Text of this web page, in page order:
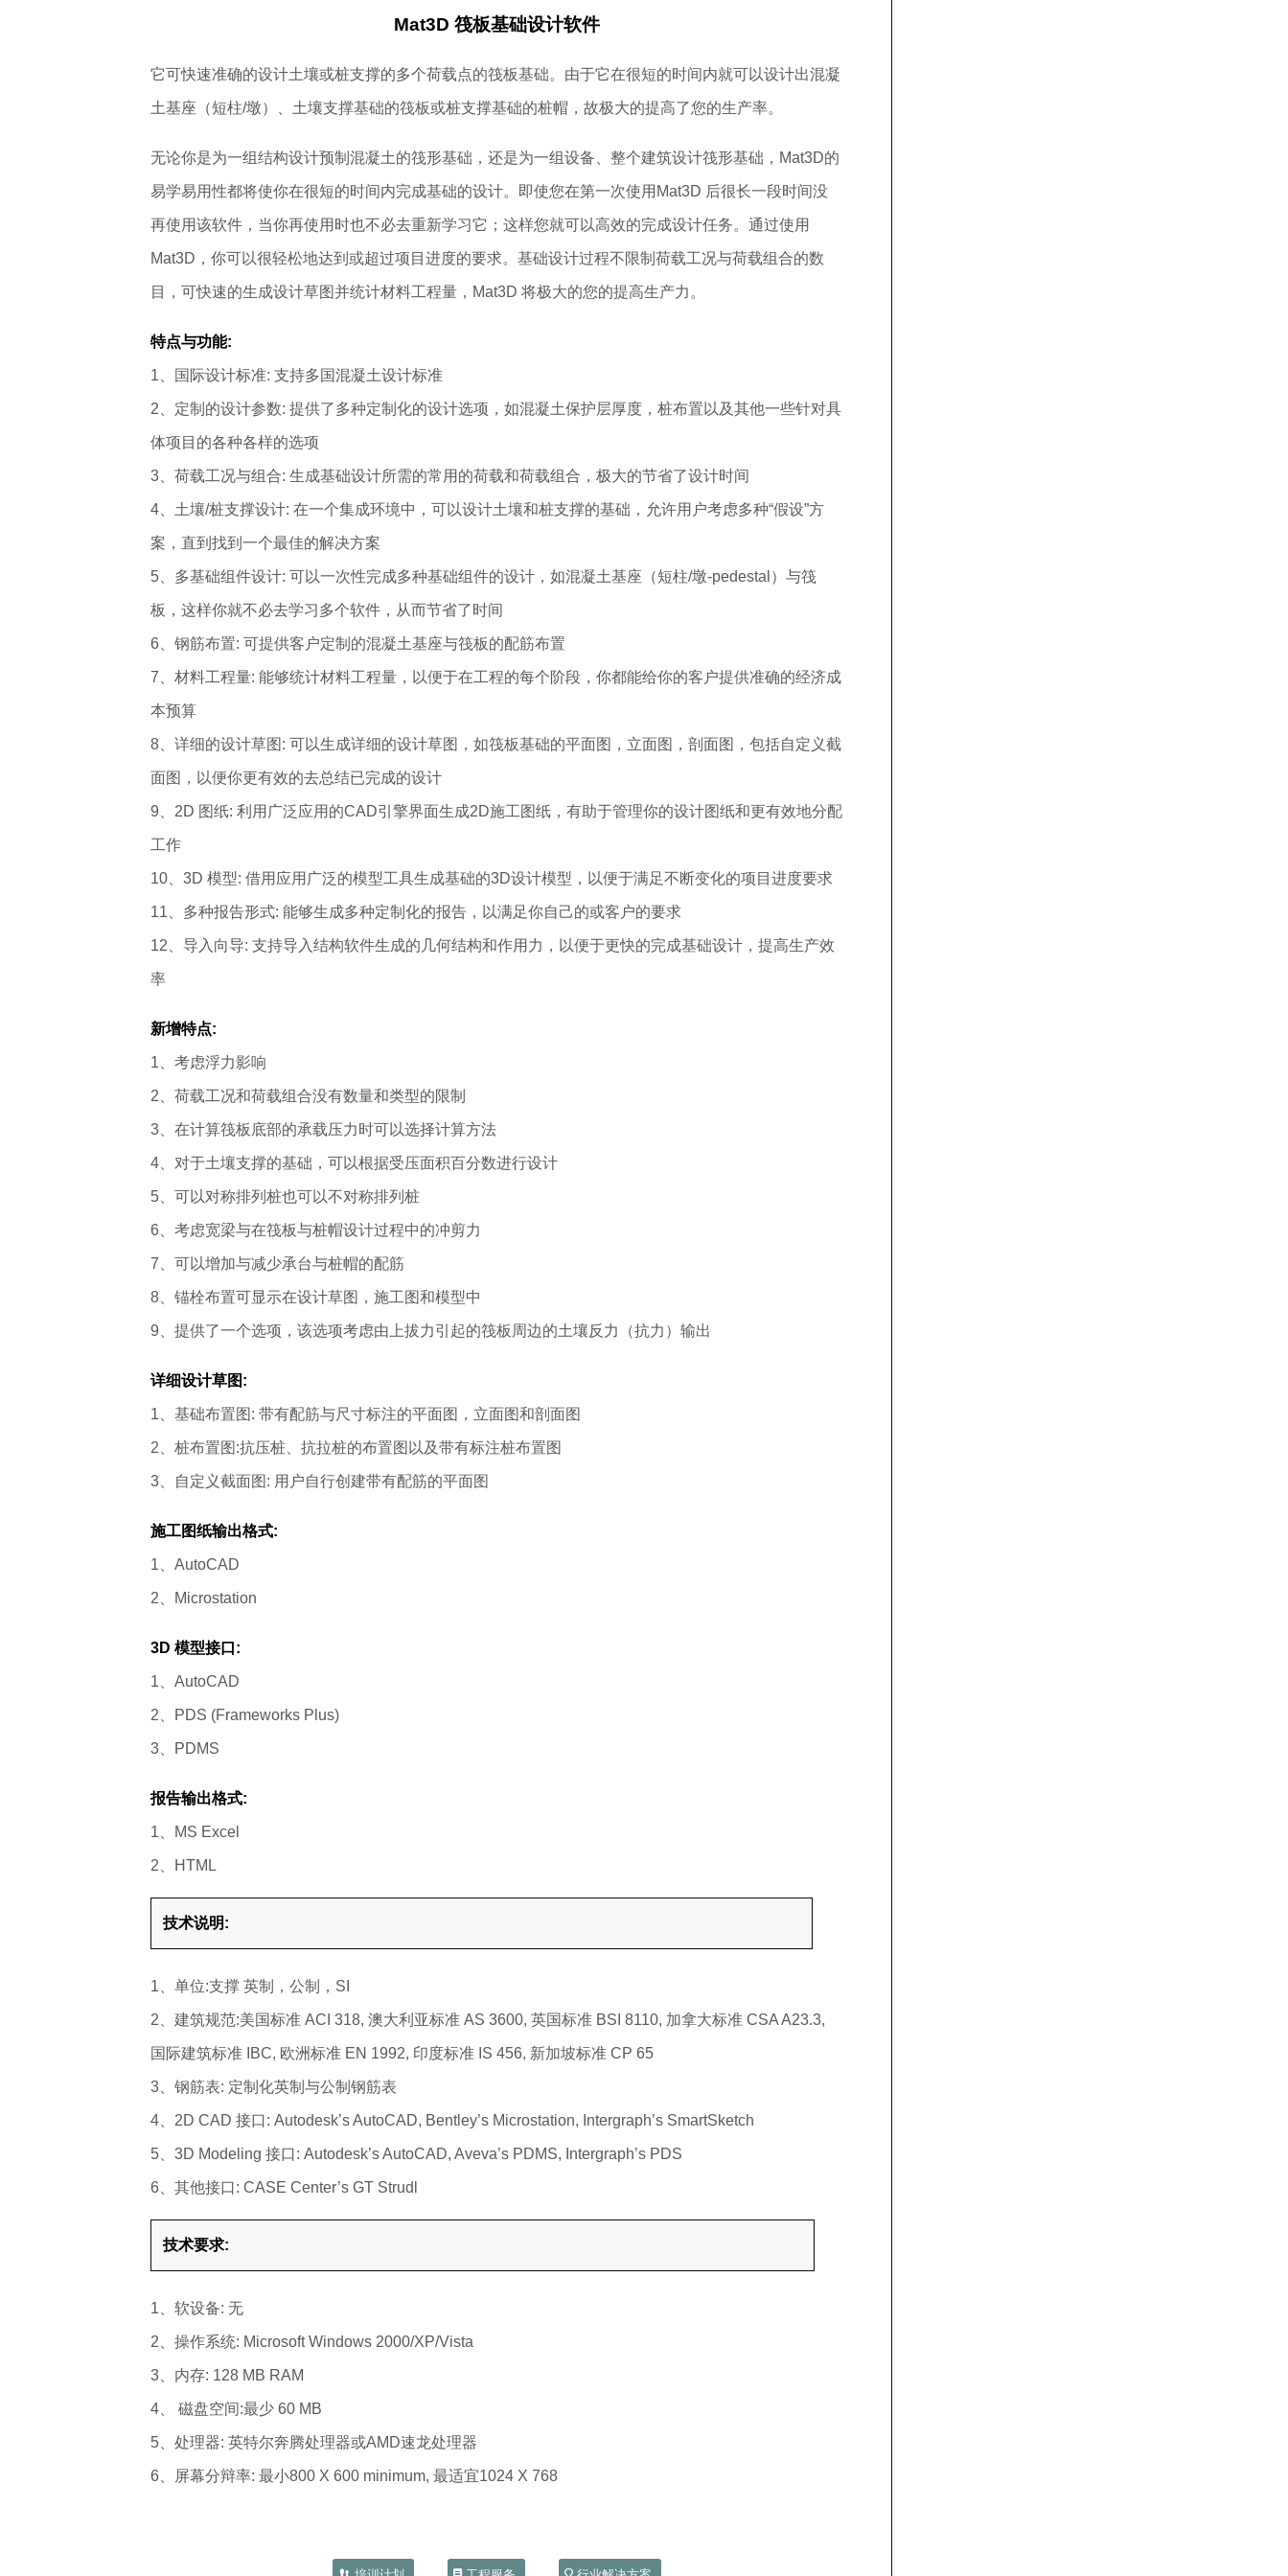
Mat3D 筏板基础设计软件
它可快速准确的设计土壤或桩支撑的多个荷载点的筏板基础。由于它在很短的时间内就可以设计出混凝
土基座（短柱/墩）、土壤支撑基础的筏板或桩支撑基础的桩帽，故极大的提高了您的生产率。
无论你是为一组结构设计预制混凝土的筏形基础，还是为一组设备、整个建筑设计筏形基础，Mat3D的
易学易用性都将使你在很短的时间内完成基础的设计。即使您在第一次使用Mat3D 后很长一段时间没
再使用该软件，当你再使用时也不必去重新学习它；这样您就可以高效的完成设计任务。通过使用
Mat3D，你可以很轻松地达到或超过项目进度的要求。基础设计过程不限制荷载工况与荷载组合的数
目，可快速的生成设计草图并统计材料工程量，Mat3D 将极大的您的提高生产力。
特点与功能:
1、国际设计标准: 支持多国混凝土设计标准
2、定制的设计参数: 提供了多种定制化的设计选项，如混凝土保护层厚度，桩布置以及其他一些针对具
体项目的各种各样的选项
3、荷载工况与组合: 生成基础设计所需的常用的荷载和荷载组合，极大的节省了设计时间
4、土壤/桩支撑设计: 在一个集成环境中，可以设计土壤和桩支撑的基础，允许用户考虑多种“假设”方
案，直到找到一个最佳的解决方案
5、多基础组件设计: 可以一次性完成多种基础组件的设计，如混凝土基座（短柱/墩-pedestal）与筏
板，这样你就不必去学习多个软件，从而节省了时间
6、钢筋布置: 可提供客户定制的混凝土基座与筏板的配筋布置
7、材料工程量: 能够统计材料工程量，以便于在工程的每个阶段，你都能给你的客户提供准确的经济成
本预算
8、详细的设计草图: 可以生成详细的设计草图，如筏板基础的平面图，立面图，剖面图，包括自定义截
面图，以便你更有效的去总结已完成的设计
9、2D 图纸: 利用广泛应用的CAD引擎界面生成2D施工图纸，有助于管理你的设计图纸和更有效地分配
工作
10、3D 模型: 借用应用广泛的模型工具生成基础的3D设计模型，以便于满足不断变化的项目进度要求
11、多种报告形式: 能够生成多种定制化的报告，以满足你自己的或客户的要求
12、导入向导: 支持导入结构软件生成的几何结构和作用力，以便于更快的完成基础设计，提高生产效
率
新增特点:
1、考虑浮力影响
2、荷载工况和荷载组合没有数量和类型的限制
3、在计算筏板底部的承载压力时可以选择计算方法
4、对于土壤支撑的基础，可以根据受压面积百分数进行设计
5、可以对称排列桩也可以不对称排列桩
6、考虑宽梁与在筏板与桩帽设计过程中的冲剪力
7、可以增加与减少承台与桩帽的配筋
8、锚栓布置可显示在设计草图，施工图和模型中
9、提供了一个选项，该选项考虑由上拔力引起的筏板周边的土壤反力（抗力）输出
详细设计草图:
1、基础布置图: 带有配筋与尺寸标注的平面图，立面图和剖面图
2、桩布置图:抗压桩、抗拉桩的布置图以及带有标注桩布置图
3、自定义截面图: 用户自行创建带有配筋的平面图
施工图纸输出格式:
1、AutoCAD
2、Microstation
3D 模型接口:
1、AutoCAD
2、PDS (Frameworks Plus)
3、PDMS
报告输出格式:
1、MS Excel
2、HTML
技术说明:
1、单位:支撑 英制，公制，SI
2、建筑规范:美国标准 ACI 318, 澳大利亚标准 AS 3600, 英国标准 BSI 8110, 加拿大标准 CSA A23.3,
国际建筑标准 IBC, 欧洲标准 EN 1992, 印度标准 IS 456, 新加坡标准 CP 65
3、钢筋表: 定制化英制与公制钢筋表
4、2D CAD 接口: Autodesk’s AutoCAD, Bentley’s Microstation, Intergraph’s SmartSketch
5、3D Modeling 接口: Autodesk’s AutoCAD, Aveva’s PDMS, Intergraph’s PDS
6、其他接口: CASE Center’s GT Strudl
技术要求:
1、软设备: 无
2、操作系统: Microsoft Windows 2000/XP/Vista
3、内存: 128 MB RAM
4、 磁盘空间:最少 60 MB
5、处理器: 英特尔奔腾处理器或AMD速龙处理器
6、屏幕分辩率: 最小800 X 600 minimum, 最适宜1024 X 768